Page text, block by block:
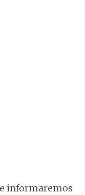
informaremos